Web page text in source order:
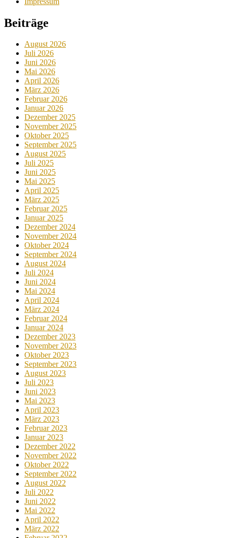
Beiträge
August 2026
Juli 2026
Juni 2026
Mai 2026
April 2026
März 2026
Februar 2026
Januar 2026
Dezember 2025
November 2025
Oktober 2025
September 2025
August 2025
Juli 2025
Juni 2025
Mai 2025
April 2025
März 2025
Februar 2025
Januar 2025
Dezember 2024
November 2024
Oktober 2024
September 2024
August 2024
Juli 2024
Juni 2024
Mai 2024
April 2024
März 2024
Februar 2024
Januar 2024
Dezember 2023
November 2023
Oktober 2023
September 2023
August 2023
Juli 2023
Juni 2023
Mai 2023
April 2023
März 2023
Februar 2023
Januar 2023
Dezember 2022
November 2022
Oktober 2022
September 2022
August 2022
Juli 2022
Juni 2022
Mai 2022
April 2022
März 2022